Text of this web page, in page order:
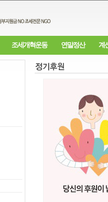
조세개혁운동 연말정산 계